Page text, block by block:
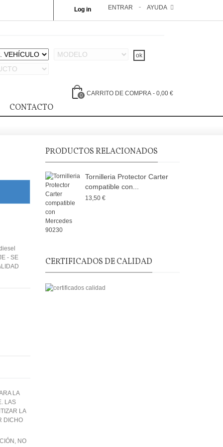
AYUDA
ENTRAR
Log in
0 CARRITO DE COMPRA - 0,00 €
CONTACTO
- SE
LA
LAS
LA
DICHO
NO
PRODUCTOS RELACIONADOS
Tornilleria Protector Carter
compatible con...
13,50 €
CERTIFICADOS DE CALIDAD